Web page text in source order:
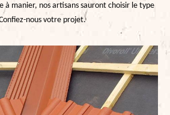
à manier, nos artisans sauront choisir le type
nous votre projet.